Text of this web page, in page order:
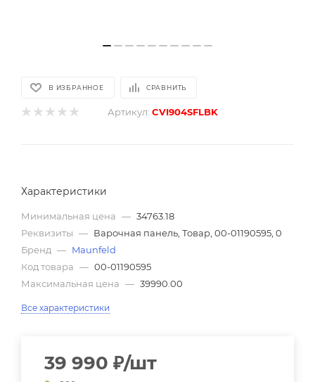
В ИЗБРАННОЕ СРАВНИТЬ
Артикул: CVI904SFLBK
Характеристики
Минимальная цена — 34763.18
Реквизиты — Варочная панель, Товар, 00-01190595, 0
Бренд — Maunfeld
Код товара — 00-01190595
Максимальная цена — 39990.00
Все характеристики
39 990 ₽/шт